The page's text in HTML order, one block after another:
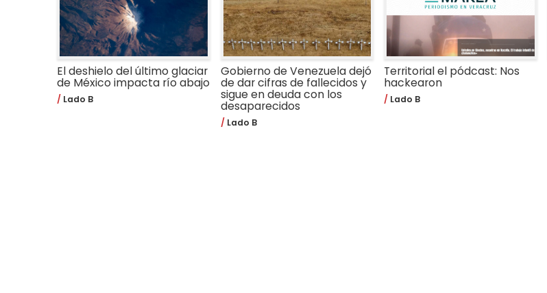
El deshielo del último glaciar
de México impacta río abajo
Lado B
Gobierno de Venezuela dejó
de dar cifras de fallecidos y
sigue en deuda con los
desaparecidos
Lado B
Territorial el pódcast: Nos
hackearon
Lado B